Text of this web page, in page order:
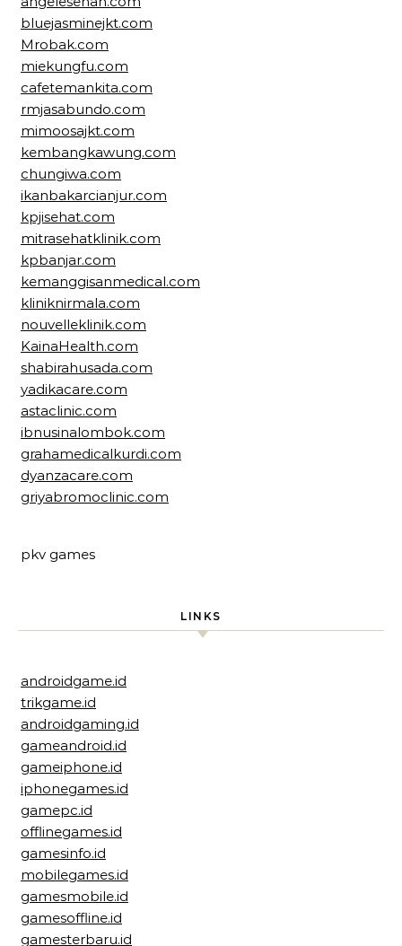
bluejasminejkt.com
Mrobak.com
miekungfu.com
cafetemankita.com
rmjasabundo.com
mimoosajkt.com
kembangkawung.com
chungiwa.com
ikanbakarcianjur.com
kpjisehat.com
mitrasehatklinik.com
kpbanjar.com
kemanggisanmedical.com
kliniknirmala.com
nouvelleklinik.com
KainaHealth.com
shabirahusada.com
yadikacare.com
astaclinic.com
ibnusinalombok.com
grahamedicalkurdi.com
dyanzacare.com
griyabromoclinic.com
pkv games
LINKS
androidgame.id
trikgame.id
androidgaming.id
gameandroid.id
gameiphone.id
iphonegames.id
gamepc.id
offlinegames.id
gamesinfo.id
mobilegames.id
gamesmobile.id
gamesoffline.id
gamesterbaru.id